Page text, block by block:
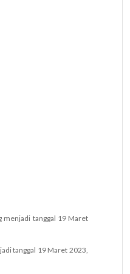
menjadi tanggal 19 Maret
tanggal 19 Maret 2023,